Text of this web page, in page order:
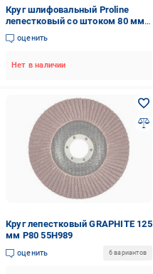
Круг шлифовальный Proline
лепестковый со штоком 80 мм
P40 44841
оценить
Нет в наличии
Круг лепестковый GRAPHITE 125
мм P80 55H989
оценить 6 вариантов